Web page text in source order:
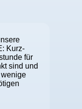
Kurz-
für
sind und
wenige